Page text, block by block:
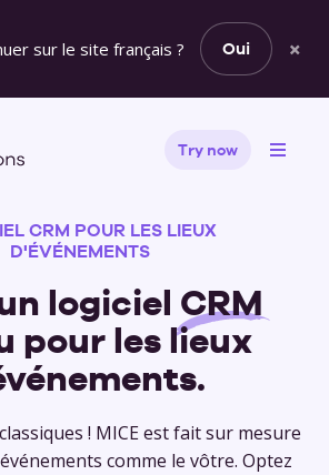
sur le site français ? Oui ×
Try now
CRM POUR LES LIEUX
D'ÉVÉNEMENTS
logiciel CRM
pour les lieux
! MICE est fait sur mesure
comme le vôtre. Optez